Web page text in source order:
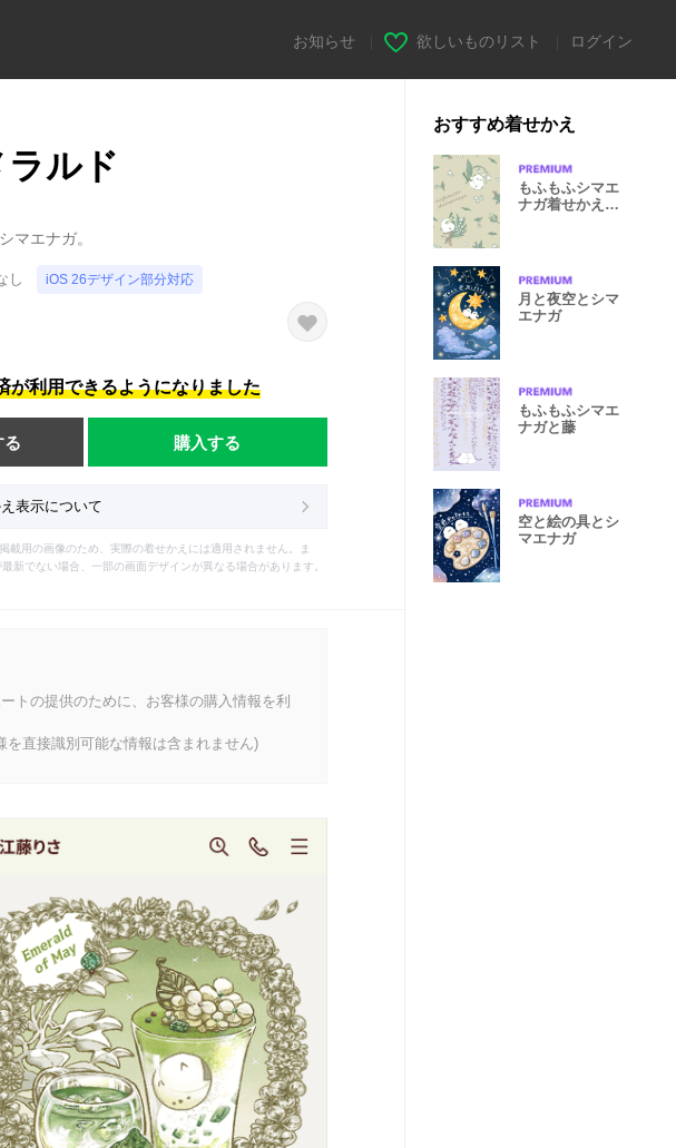
お知らせ 欲しいものリスト ログイン
ルド
マエナガ。
し iOS 26デザイン部分対応
が利用できるようになりました
購入する
表示について
載用の画像のため、実際の着せかえには適用されません。ま
新でない場合、一部の画面デザインが異なる場合があります。
トの提供のために、お客様の購入情報を利
直接識別可能な情報は含まれません)
おすすめ着せかえ
もふもふシマエ
ナガ着せかえ‐
月と夜空とシマ
エナガ
もふもふシマエ
ナガと藤
空と絵の具とシ
マエナガ